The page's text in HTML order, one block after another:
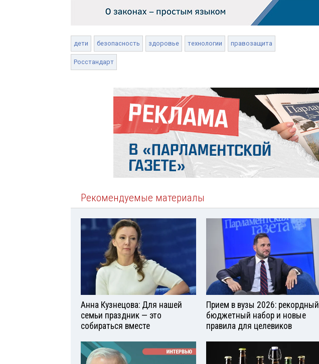
дети безопасность здоровье технологии правозащита
Росстандарт
Рекомендуемые материалы
Анна Кузнецова: Для нашей
семьи праздник — это
собираться вместе
Прием в вузы 2026: рекордный
бюджетный набор и новые
правила для целевиков